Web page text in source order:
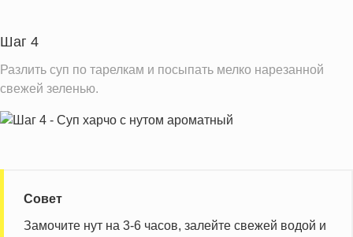
Шаг 4
Разлить суп по тарелкам и посыпать мелко нарезанной
свежей зеленью.
Совет
Замочите нут на 3-6 часов, залейте свежей водой и